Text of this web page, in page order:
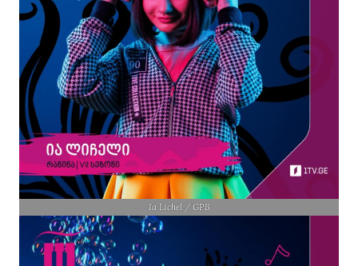
Ia Lichel / GPB